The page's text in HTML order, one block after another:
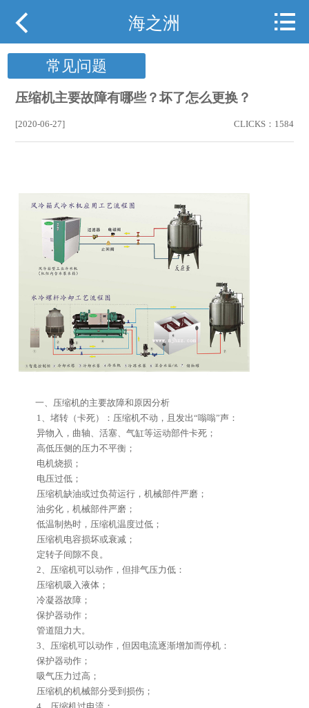
产品展示
行业案例
下载中心
联系我们
友情链接
合作伙伴
 海之洲 
常见问题
压缩机主要故障有哪些？坏了怎么更换？
CLICKS：1584
[2020-06-27]
一、压缩机的主要故障和原因分析
1、堵转（卡死）：压缩机不动，且发出“嗡嗡”声：
异物入，曲轴、活塞、气缸等运动部件卡死；
高低压侧的压力不平衡；
电机烧损；
电压过低；
压缩机缺油或过负荷运行，机械部件严磨；
油劣化，机械部件严磨；
低温制热时，压缩机温度过低；
压缩机电容损坏或衰减；
定转子间隙不良。
2、压缩机可以动作，但排气压力低：
压缩机吸入液体；
冷凝器故障；
保护器动作；
管道阻力大。
3、压缩机可以动作，但因电流逐渐增加而停机：
保护器动作；
吸气压力过高；
压缩机的机械部分受到损伤；